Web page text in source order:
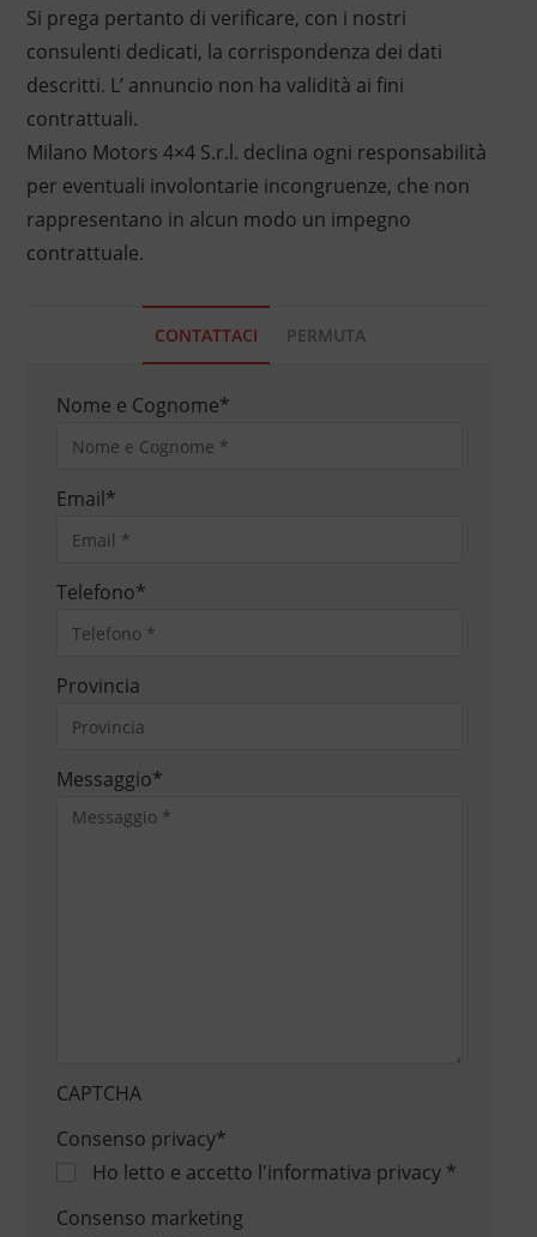
Si prega pertanto di verificare, con i nostri
consulenti dedicati, la corrispondenza dei dati
descritti. L’ annuncio non ha validità ai fini
contrattuali.
Milano Motors 4×4 S.r.l. declina ogni responsabilità
per eventuali involontarie incongruenze, che non
rappresentano in alcun modo un impegno
contrattuale.
CONTATTACI PERMUTA
Nome e Cognome*
Email*
Telefono*
Provincia
Messaggio*
CAPTCHA
Consenso privacy*
Ho letto e accetto l'informativa privacy*
Consenso marketing